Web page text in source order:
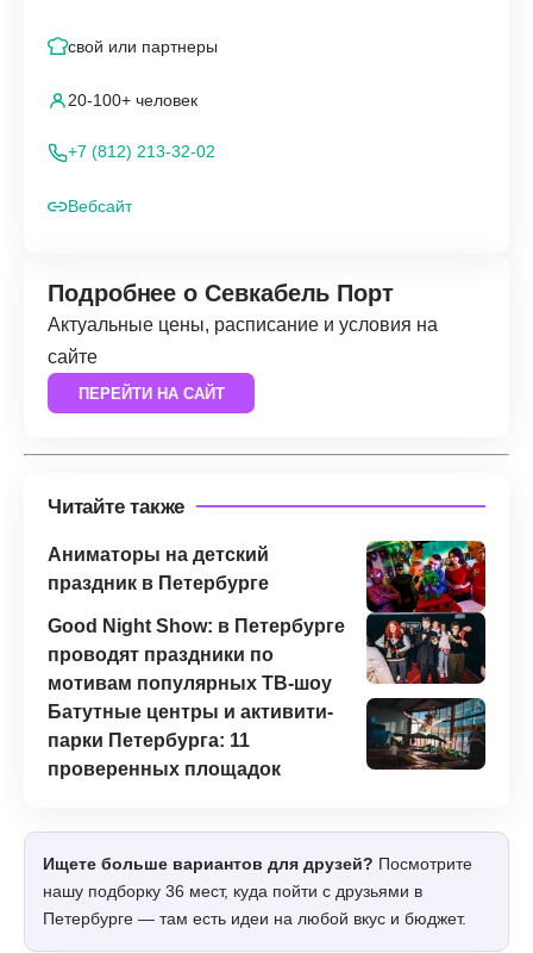
свой или партнеры
20-100+ человек
+7 (812) 213-32-02
Вебсайт
Подробнее о Севкабель Порт
Актуальные цены, расписание и условия на
сайте
ПЕРЕЙТИ НА САЙТ
Читайте также
Аниматоры на детский
праздник в Петербурге
Good Night Show: в Петербурге
проводят праздники по
мотивам популярных ТВ-шоу
Батутные центры и активити-
парки Петербурга: 11
проверенных площадок
Ищете больше вариантов для друзей? Посмотрите
нашу подборку 36 мест, куда пойти с друзьями в
Петербурге — там есть идеи на любой вкус и бюджет.